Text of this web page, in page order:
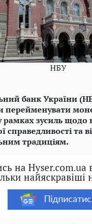
НБУ
банк України
перейменувати
рамках зусиль щодо
справедливості та
традиціям.
на Hyser.com.ua
найяскравіші